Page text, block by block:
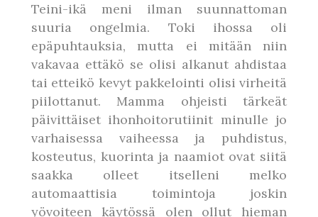
Teini-ikä meni ilman suunnattoman
suuria ongelmia. Toki ihossa oli
epäpuhtauksia, mutta ei mitään niin
vakavaa ettäkö se olisi alkanut ahdistaa
tai etteikö kevyt pakkelointi olisi virheitä
piilottanut. Mamma ohjeisti tärkeät
päivittäiset ihonhoitorutiinit minulle jo
varhaisessa vaiheessa ja puhdistus,
kosteutus, kuorinta ja naamiot ovat siitä
saakka olleet itselleni melko
automaattisia toimintoja joskin
yövoiteen käytössä olen ollut hieman